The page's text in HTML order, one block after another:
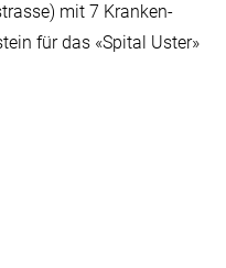
mit 7 Kranken-
für das «Spital Uster»